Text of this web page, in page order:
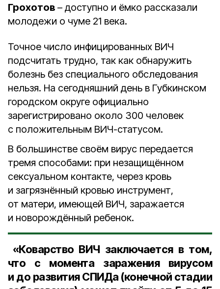
Грохотов – доступно и ёмко рассказали
молодежи о чуме 21 века.
Точное число инфицированных ВИЧ
подсчитать трудно, так как обнаружить
болезнь без специального обследования
нельзя. На сегодняшний день в Губкинском
городском округе официально
зарегистрировано около 300 человек
с положительным ВИЧ-статусом.
В большинстве своём вирус передается
тремя способами: при незащищённом
сексуальном контакте, через кровь
и загрязнённый кровью инструмент,
от матери, имеющей ВИЧ, заражается
и новорождённый ребенок.
«Коварство ВИЧ заключается в том,
что с момента заражения вирусом
и до развития СПИДа (конечной стадии